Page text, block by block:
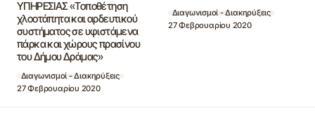
ΥΠΗΡΕΣΙΑΣ «Τοποθέτηση
χλοοτάπητα και αρδευτικού
συστήματος σε υφιστάμενα
πάρκα και χώρους πρασίνου
του Δήμου Δράμας»
Διαγωνισμοί - Διακηρύξεις
27 Φεβρουαρίου 2020
Διαγωνισμοί - Διακηρύξεις
27 Φεβρουαρίου 2020